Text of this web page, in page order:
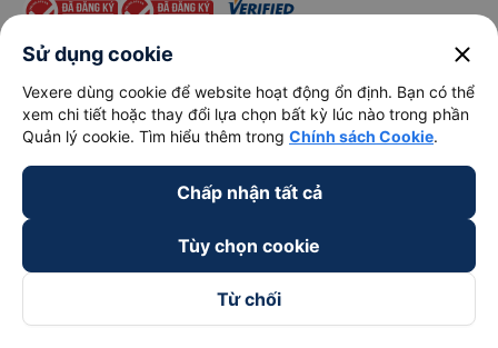
Về chúng tôi
keyboard_arrow_down
Trở thành đối tác
Đối tác thanh toán
Sử dụng cookie close
Vexere dùng cookie để website hoạt động ổn định. Bạn có thể
xem chi tiết hoặc thay đổi lựa chọn bất kỳ lúc nào trong phần
Quản lý cookie. Tìm hiểu thêm trong Chính sách Cookie.
Chấp nhận tất cả
Tùy chọn cookie
Từ chối